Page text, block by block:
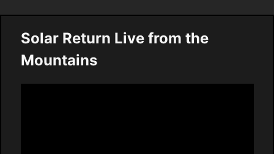
Solar Return Live from the
Mountains